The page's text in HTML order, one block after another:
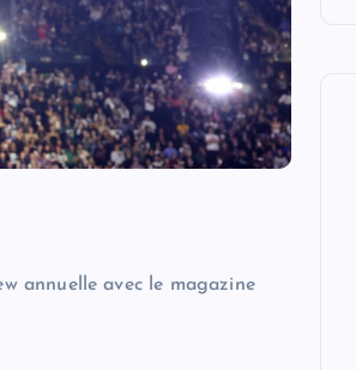
annuelle avec le magazine